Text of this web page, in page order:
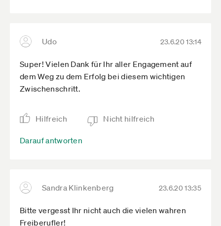
Udo 23.6.20 13:14
Super! Vielen Dank für Ihr aller Engagement auf
dem Weg zu dem Erfolg bei diesem wichtigen
Zwischenschritt.
Hilfreich Nicht hilfreich
Darauf antworten
Sandra Klinkenberg 23.6.20 13:35
Bitte vergesst Ihr nicht auch die vielen wahren
Freiberufler!